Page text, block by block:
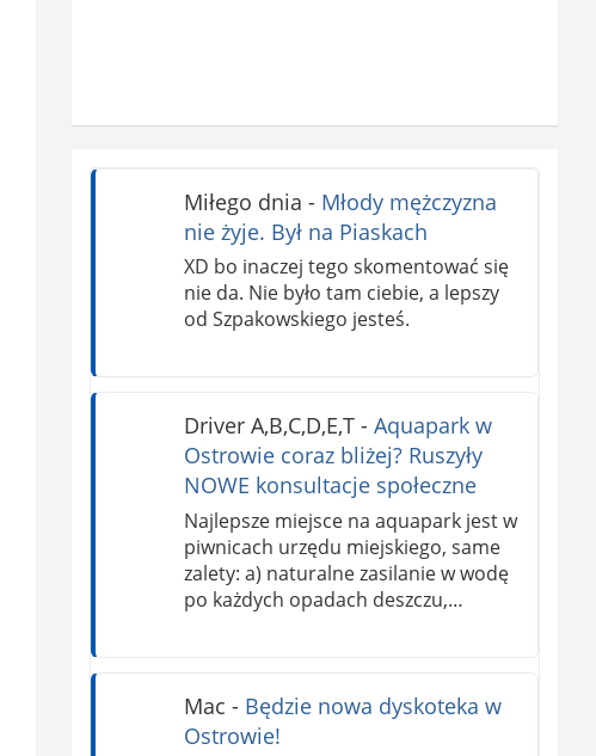
Miłego dnia - Młody mężczyzna
nie żyje. Był na Piaskach
XD bo inaczej tego skomentować się
nie da. Nie było tam ciebie, a lepszy
od Szpakowskiego jesteś.
Driver A,B,C,D,E,T- Aquapark w
Ostrowie coraz bliżej? Ruszyły
NOWE konsultacje społeczne
Najlepsze miejsce na aquapark jest w
piwnicach urzędu miejskiego, same
zalety: a) naturalne zasilanie w wodę
po każdych opadach deszczu,…
Mac - Będzie nowa dyskoteka w
Ostrowie!